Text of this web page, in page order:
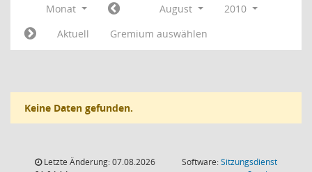
Monat August
2010
Aktuell
Gremium auswählen
Keine Daten gefunden.
Letzte Änderung: 07.08.2026
Software:Sitzungsdienst